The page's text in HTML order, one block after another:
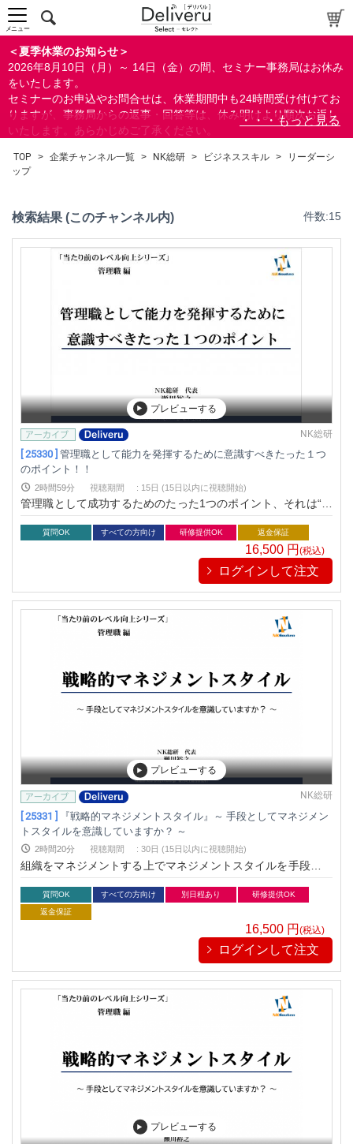
＜夏季休業のお知らせ＞
2026年8月10日（月）～ 14日（金）の間、セミナー事務局はお休み
をいたします。
セミナーのお申込やお問合せは、休業期間中も24時間受け付けてお
りますが、事務局からの返事・回答等は、休み明けより順次お返し
いたします。あらかじめご了承ください。
ができます。
メニュー
TOP > 企業チャンネル一覧 > NK総研 > ビジネススキル >
リーダーシ
ップ
検索結果 (このチャンネル内) 件数:15
プレビューする
NK総研
[ 25330 ] 管理職として能力を発揮するために意識すべきたった１つ
のポイント！！
2時間59分 視聴期間 : 15日 (15日以内に視聴開始)
管理職として成功するためのたった1つのポイント、それは“あ
いまい”を排除することです。
質問OK すべての方向け 研修提供OK 返金保証
16,500 円 (税込)
ログインして注文
プレビューする
NK総研
[ 25331 ]
『戦略的マネジメントスタイル』～ 手段としてマネジメン
トスタイルを意識していますか？ ～
2時間20分 視聴期間 : 30日 (15日以内に視聴開始)
組織をマネジメントする上でマネジメントスタイルを手段とし
て使いこなす。知識はあっても実際に使いこなすのは容易では
ありません。そんなマネジメントスタイルをシンプルに３つに
絞り、ハイブリッドで効果的に使いこなすためのポイントをお
質問OK すべての方向け 別日程あり
研修提供OK
返金保証
16,500 円(税込)
ログインして注文
プレビューする